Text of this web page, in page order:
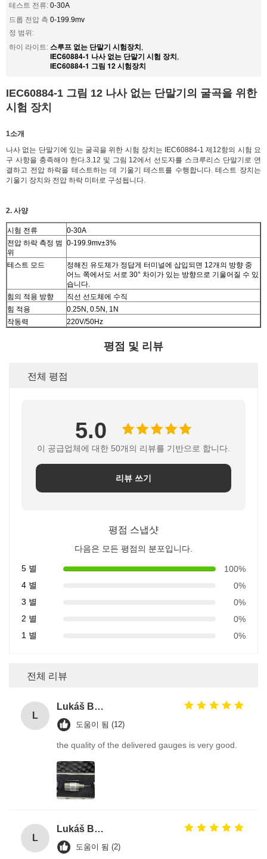
테스트 전류: 0-30A
드롭 전압 측
정 범위:
0-199.9mv
하이 라이트: 스루프 없는 단말기 시험장치,
IEC60884-1 나사 없는 단말기 시험 장치,
IEC60884-1 그림 12 시험장치
IEC60884-1 그림 12 나사 없는 단말기의 굴곡을 위한
시험 장치
1소개
나사 없는 단말기에 있는 굴곡을 위한 시험 장치는 IEC60884-1 제12항의 시험 요
구 사항을 충족해야 한다.3.12 및 그림 12에서 선도자를 스크루리스 단말기로 연
결하고 전압 하락을 테스트하는 데 기울기 테스트를 수행합니다. 테스트 장치는
기울기 장치와 전압 하락 미터로 구성됩니다.
2. 사양
시험 전류
0-30A
전압 하락 측정 범
위
0-199.9mv±3%
테스트 모드
정해진 유도체가 정답게 터미널에 삽입되면 12개의 방향 중
어느 쪽에서도 서로 30° 차이가 있는 방향으로 기울어질 수 있
습니다.
힘의 적용 방향
직선 선도체에 수직
힘 적용
0.25N, 0.5N, 1N
작동력
220V/50Hz
평점 및 리뷰
전체 평점
5.0
이 공급업체에 대한 50개의 리뷰를 기반으로 합니다.
리뷰 쓰기
평점 스냅샷
다음은 모든 평점의 분포입니다.
5 별
100%
4 별
0%
3 별
0%
2 별
0%
1 별
0%
전체 리뷰
L
Lukáš Burda
도움이 됨 (12)
the quality of the delivered gauges is very good.
L
Lukáš Burda
도움이 됨 (2)